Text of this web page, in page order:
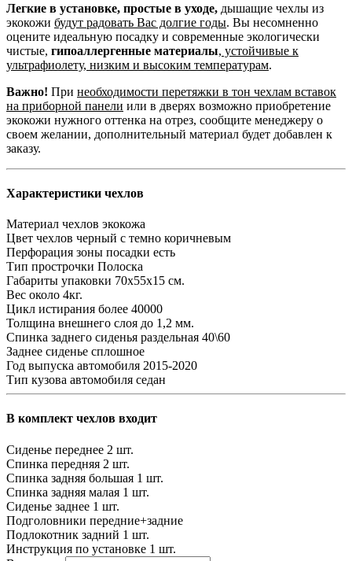
Легкие в установке, простые в уходе, дышащие чехлы из
экокожи будут радовать Вас долгие годы. Вы несомненно
оцените идеальную посадку и современные экологически
чистые, гипоаллергенные материалы, устойчивые к
ультрафиолету, низким и высоким температурам.
Важно! При необходимости перетяжки в тон чехлам вставок
на приборной панели или в дверях возможно приобретение
экокожи нужного оттенка на отрез, сообщите менеджеру о
своем желании, дополнительный материал будет добавлен к
заказу.
Характеристики чехлов
Материал чехлов экокожа
Цвет чехлов черный с темно коричневым
Перфорация зоны посадки есть
Тип прострочки Полоска
Габариты упаковки 70х55х15 см.
Вес около 4кг.
Цикл истирания более 40000
Толщина внешнего слоя до 1,2 мм.
Спинка заднего сиденья раздельная 40\60
Заднее сиденье сплошное
Год выпуска автомобиля 2015-2020
Тип кузова автомобиля седан
В комплект чехлов входит
Сиденье переднее 2 шт.
Спинка передняя 2 шт.
Спинка задняя большая 1 шт.
Спинка задняя малая 1 шт.
Сиденье заднее 1 шт.
Подголовники передние+задние
Подлокотник задний 1 шт.
Инструкция по установке 1 шт.